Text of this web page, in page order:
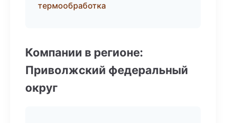
термообработка
Компании в регионе:
Приволжский федеральный
округ